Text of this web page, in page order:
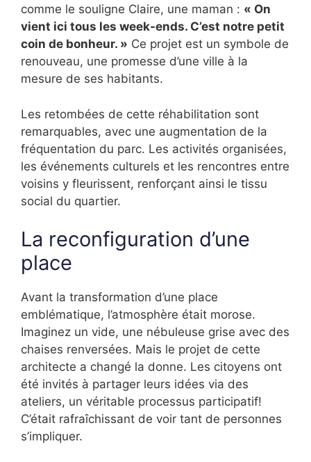
comme le souligne Claire, une maman : « On
vient ici tous les week-ends. C’est notre petit
coin de bonheur. » Ce projet est un symbole de
renouveau, une promesse d’une ville à la
mesure de ses habitants.
Les retombées de cette réhabilitation sont
remarquables, avec une augmentation de la
fréquentation du parc. Les activités organisées,
les événements culturels et les rencontres entre
voisins y fleurissent, renforçant ainsi le tissu
social du quartier.
La reconfiguration d’une
place
Avant la transformation d’une place
emblématique, l’atmosphère était morose.
Imaginez un vide, une nébuleuse grise avec des
chaises renversées. Mais le projet de cette
architecte a changé la donne. Les citoyens ont
été invités à partager leurs idées via des
ateliers, un véritable processus participatif!
C’était rafraîchissant de voir tant de personnes
s’impliquer.